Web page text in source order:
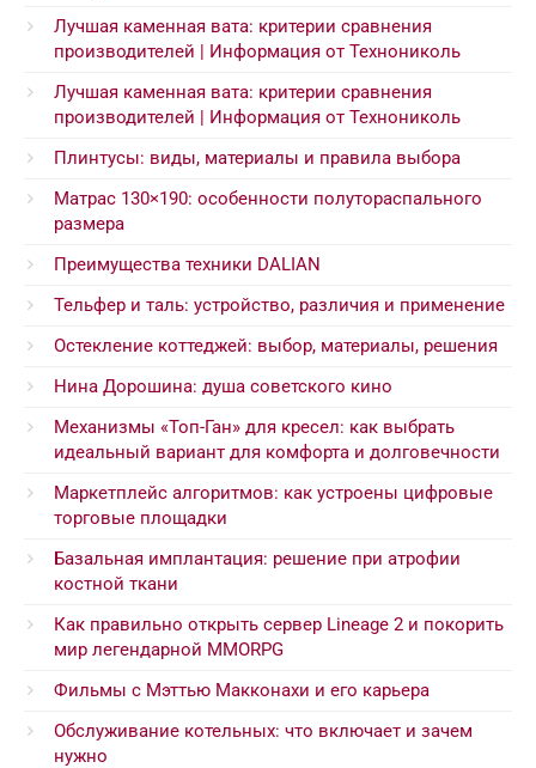
Лучшая каменная вата: критерии сравнения
производителей | Информация от Технониколь
Лучшая каменная вата: критерии сравнения
производителей | Информация от Технониколь
Плинтусы: виды, материалы и правила выбора
Матрас 130×190: особенности полутораспального
размера
Преимущества техники DALIAN
Тельфер и таль: устройство, различия и применение
Остекление коттеджей: выбор, материалы, решения
Нина Дорошина: душа советского кино
Механизмы «Топ-Ган» для кресел: как выбрать
идеальный вариант для комфорта и долговечности
Маркетплейс алгоритмов: как устроены цифровые
торговые площадки
Базальная имплантация: решение при атрофии
костной ткани
Как правильно открыть сервер Lineage 2 и покорить
мир легендарной MMORPG
Фильмы с Мэттью Макконахи и его карьера
Обслуживание котельных: что включает и зачем
нужно